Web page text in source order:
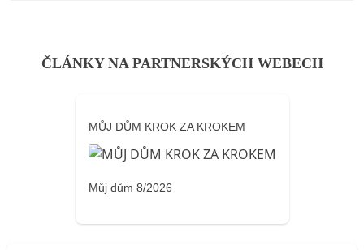
ČLÁNKY NA PARTNERSKÝCH WEBECH
MŮJ DŮM KROK ZA KROKEM
Můj dům 8/2026